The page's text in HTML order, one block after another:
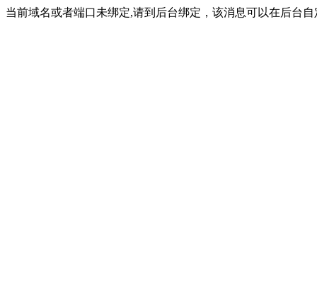
当前域名或者端口未绑定,请到后台绑定，该消息可以在后台自